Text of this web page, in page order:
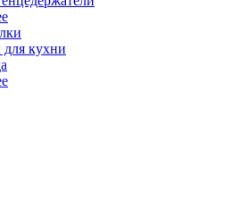
для кухни